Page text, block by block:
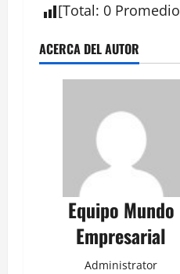
[Total: 0 Promedio
ACERCA DEL AUTOR
Equipo Mundo
Empresarial
Administrator